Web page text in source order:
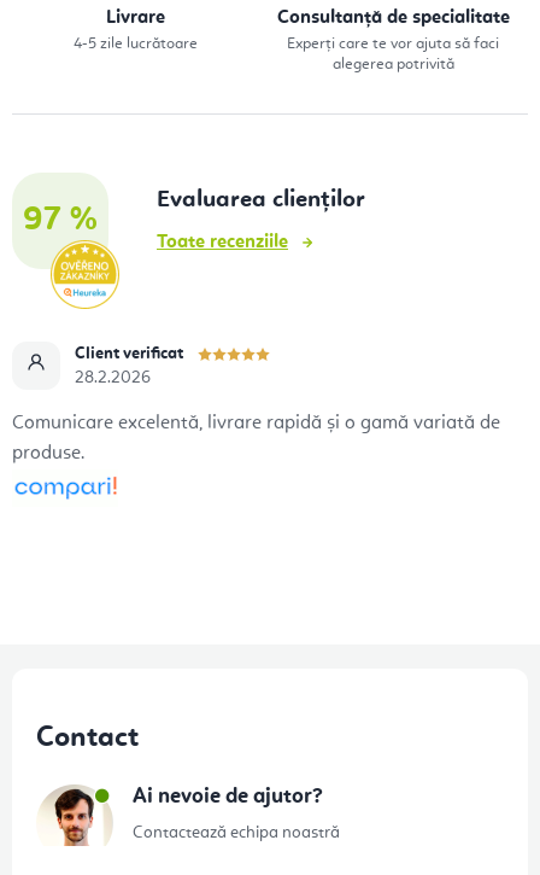
t
l
Livrare
4-5 zile lucrătoare
Consultanță de specialitate
Experți care te vor ajuta să faci
alegerea potrivită
97 %
Evaluarea clienților
Toate recenziile
Client verificat
28.2.2026
Comunicare excelentă, livrare rapidă și o gamă variată de
produse.
Contact
Ai nevoie de ajutor?
Contactează echipa noastră